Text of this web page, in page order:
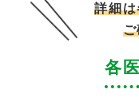
詳細
各